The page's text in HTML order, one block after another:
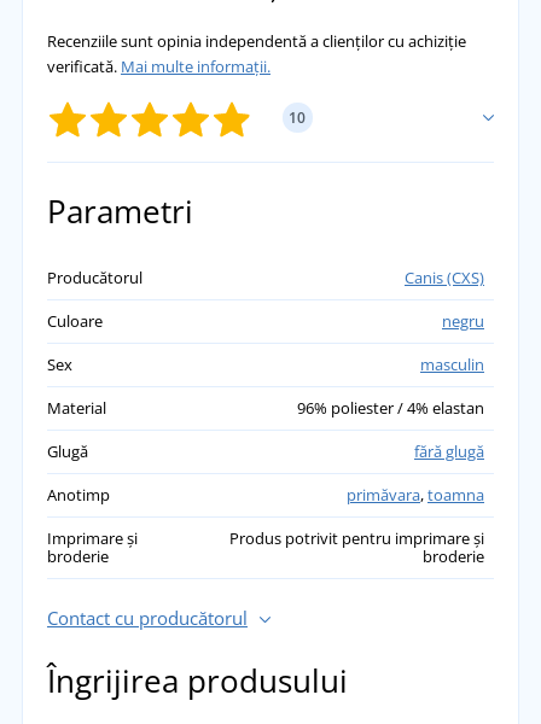
Recenziile sunt opinia independentă a clienților cu achiziție
verificată. Mai multe informații.
10
Vlasta
Vesta este grozavă, iar magazinul este rapid și
de încredere 😊
Marcela
Vesta este grozavă!!!
přidáno 16.05.2024
Evžen
Bună vesta. Mărimea pe care am comandat-o
e confomră cu modelul dimensiunilor
specificate - se potrivește!
Parametri
Producătorul
Canis (CXS)
Culoare
negru
Sex
masculin
Material
96% poliester / 4% elastan
Glugă
fără glugă
Anotimp
primăvara,toamna
Imprimare și
broderie
Produs potrivit pentru imprimare și
broderie
Contact cu producătorul
Îngrijirea produsului